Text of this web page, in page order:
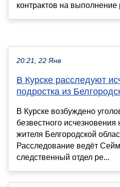
контрактов на выполнение
20:21, 22 Янв
В Курске расследуют
подростка из
В Курске возбуждено
безвестного
жителя Белгородской
Расследование ведёт
следственный отдел ре...